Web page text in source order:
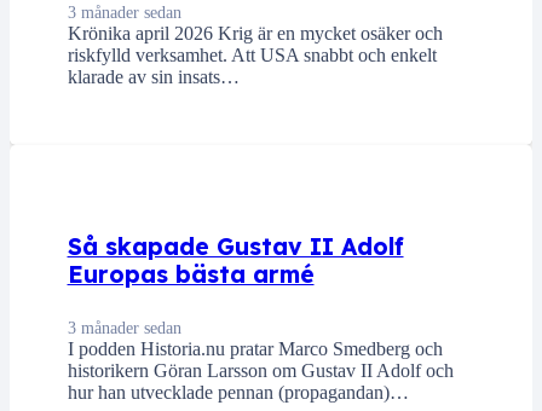
3 månader sedan
Krönika april 2026 Krig är en mycket osäker och
riskfylld verksamhet. Att USA snabbt och enkelt
klarade av sin insats…
Så skapade Gustav II Adolf
Europas bästa armé
3 månader sedan
I podden Historia.nu pratar Marco Smedberg och
historikern Göran Larsson om Gustav II Adolf och
hur han utvecklade pennan (propagandan)…